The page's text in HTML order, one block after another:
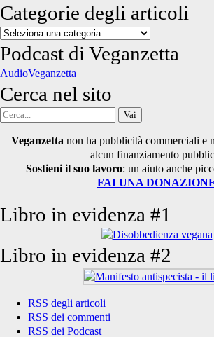
Categorie degli articoli
Categorie
degli
articoli
Podcast di Veganzetta
AudioVeganzetta
Cerca nel sito
Cerca
Veganzetta non ha pubblicità commerciali e
alcun finanziamento
Sostieni il suo lavoro: un aiuto anche
FAI UNA
Libro in evidenza #1
Libro in evidenza #2
RSS degli articoli
RSS dei commenti
RSS dei Podcast